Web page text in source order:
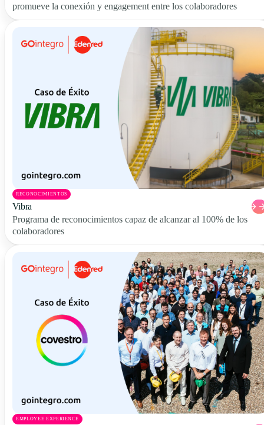
promueve la conexión y engagement entre los colaboradores
RECONOCIMIENTOS
Vibra
Programa de reconocimientos capaz de alcanzar al 100% de los
colaboradores
EMPLOYEE EXPERIENCE